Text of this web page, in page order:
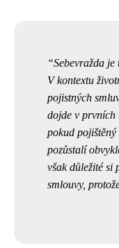
Sebevražda
V kontextu
pojistných
dojde v prvních
pokud pojištěný
pozůstalí
však důležité si
smlouvy,